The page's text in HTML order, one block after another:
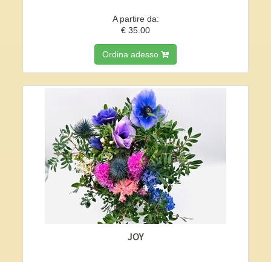
A partire da:
€ 35.00
Ordina adesso
JOY